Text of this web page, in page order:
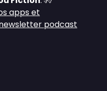
apps et
podcast